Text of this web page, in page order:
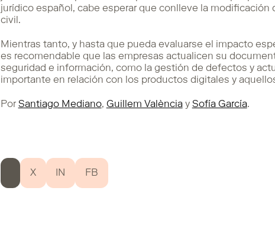
jurídico español, cabe esperar que conlleve la
civil.
Mientras tanto, y hasta que pueda evaluarse el impacto
es recomendable que las empresas actualicen su
seguridad e información, como la gestión de defectos y
importante en relación con los productos digitales y
Por Santiago Mediano, Guillem Valènciay Sofía García.
X IN FB